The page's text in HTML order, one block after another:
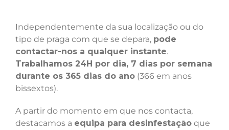
Independentemente da sua localização ou do
tipo de praga com que se depara, pode
contactar-nos a qualquer instante.
Trabalhamos 24H por dia, 7 dias por semana
durante os 365 dias do ano (366 em anos
bissextos).
A partir do momento em que nos contacta,
destacamos a equipa para desinfestação que